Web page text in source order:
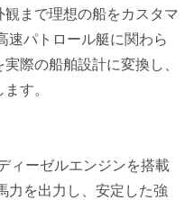
まで理想の船をカスタマ
速パトロール艇に関わら
際の船舶設計に変換し、
す。
ィーゼルエンジンを搭載
力を出力し、安定した強